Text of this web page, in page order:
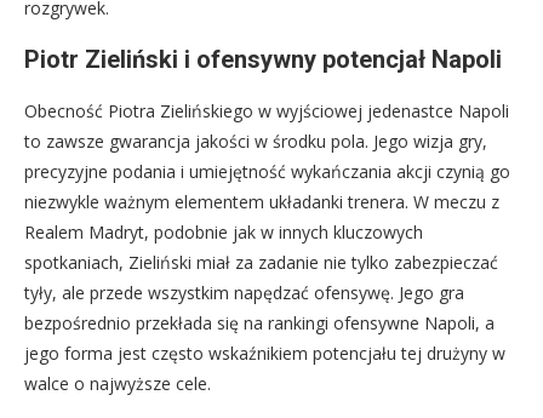
rozgrywek.
Piotr Zieliński i ofensywny potencjał Napoli
Obecność Piotra Zielińskiego w wyjściowej jedenastce Napoli
to zawsze gwarancja jakości w środku pola. Jego wizja gry,
precyzyjne podania i umiejętność wykańczania akcji czynią go
niezwykle ważnym elementem układanki trenera. W meczu z
Realem Madryt, podobnie jak w innych kluczowych
spotkaniach, Zieliński miał za zadanie nie tylko zabezpieczać
tyły, ale przede wszystkim napędzać ofensywę. Jego gra
bezpośrednio przekłada się na rankingi ofensywne Napoli, a
jego forma jest często wskaźnikiem potencjału tej drużyny w
walce o najwyższe cele.